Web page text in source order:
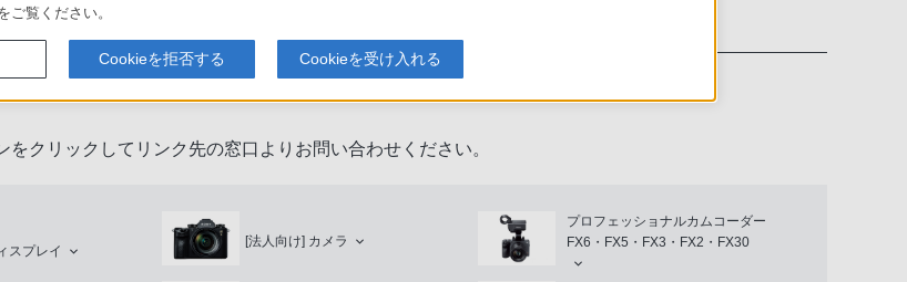
するサポート・お問い合わせ
クリックしてリンク先の窓口よりお問い合わせください。
スプレイ
[法人向け] カメラ
プロフェッショナルカムコーダー
FX6・FX5・FX3・FX2・FX30
ご覧ください。
Cookieを拒否する Cookieを受け入れる